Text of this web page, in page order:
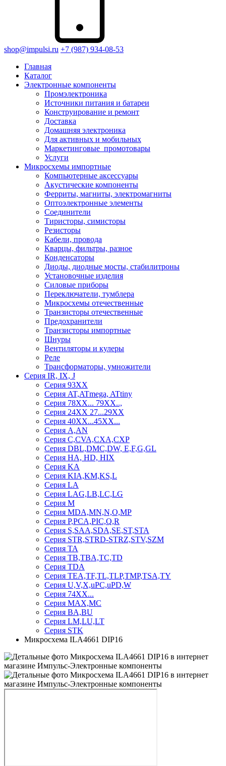
shop@impulsi.ru +7 (987) 934-08-53
Главная
Каталог
Электронные компоненты
Промэлектроника
Источники питания и батареи
Конструирование и ремонт
Доставка
Домашняя электроника
Для активных и мобильных
Маркетинговые_промотовары
Услуги
Микросхемы импортные
Компьютерные аксессуары
Акустические компоненты
Ферриты, магниты, электромагниты
Оптоэлектронные элементы
Соединители
Тиристоры, симисторы
Резисторы
Кабели, провода
Кварцы, фильтры, разное
Конденсаторы
Диоды, диодные мосты, стабилитроны
Установочные изделия
Силовые приборы
Переключатели, тумблера
Микросхемы отечественные
Транзисторы отечественные
Предохранители
Транзисторы импортные
Шнуры
Вентиляторы и кулеры
Реле
Трансформаторы, умножители
Серия IR, IX, J
Серия 93ХХ
Серия AT,ATmega, ATtiny
Серия 78ХХ... 79XX..,
Серия 24ХХ 27...29ХХ
Серия 40ХХ...45ХХ...
Серия A,AN
Серия C,CVA,CXA,CXP
Серия DBL,DMC,DW, E,F,G,GL
Серия HA, HD, HIX
Серия KA
Серия KIA,KM,KS,L
Серия LA
Серия LAG,LB,LC,LG
Серия M
Серия MDA,MN,N,O,MP
Серия P,PCA,PIC,Q,R
Серия S,SAA,SDA,SE,ST,STA
Серия STR,STRD-STRZ,STV,SZM
Серия TA
Серия TB,TBA,TC,TD
Серия TDA
Серия TEA,TF,TL,TLP,TMP,TSA,TY
Серия U,V,X,uPC,uPD,W
Серия 74ХХ...
Серия MAX,MC
Серия BA,BU
Серия LM,LU,LT
Серия STK
Микросхема ILA4661 DIP16